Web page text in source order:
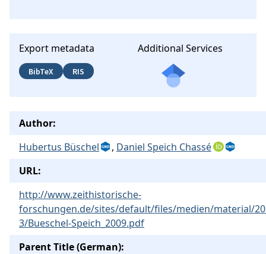
Export metadata
BibTeX RIS
Additional Services
Author:
Hubertus Büschel
, Daniel Speich Chassé
URL:
http://www.zeithistorische-
forschungen.de/sites/default/files/medien/material/
3/Bueschel-Speich_2009.pdf
Parent Title (German):